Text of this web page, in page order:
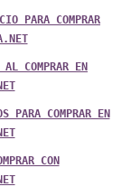
PARA COMPRAR
COMPRAR EN
PARA COMPRAR EN
CON